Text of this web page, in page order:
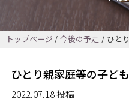
トップページ 今後の予定 ひと
ひとり親家庭等の子ど
2022.07.18 投稿